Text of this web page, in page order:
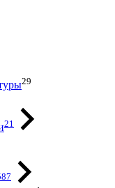
29
21